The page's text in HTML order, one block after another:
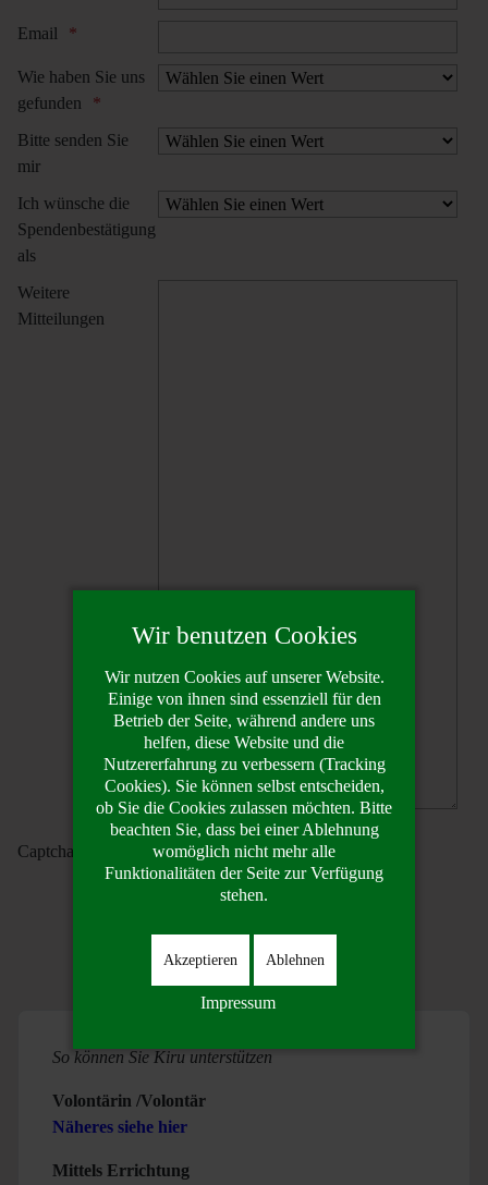
So können Sie Kiru unterstützen
Volontärin /Volontär
Näheres siehe hier
Mittels Errichtung
Email
Wie haben Sie uns
gefunden
Bitte senden Sie
mir
Ich wünsche die
Spendenbestätigung
als
Weitere
Mitteilungen
Captcha
Wir benutzen Cookies
Wir nutzen Cookies auf unserer Website.
Einige von ihnen sind essenziell für den
Betrieb der Seite, während andere uns
helfen, diese Website und die
Nutzererfahrung zu verbessern (Tracking
Cookies). Sie können selbst entscheiden,
ob Sie die Cookies zulassen möchten. Bitte
beachten Sie, dass bei einer Ablehnung
womöglich nicht mehr alle
Funktionalitäten der Seite zur Verfügung
stehen.
Akzeptieren Ablehnen
Impressum